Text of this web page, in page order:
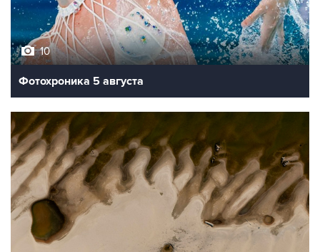
10
Фотохроника 5 августа